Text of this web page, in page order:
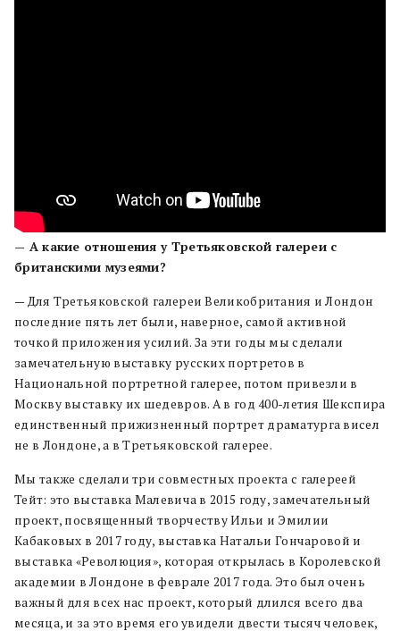
— А какие отношения у Третьяковской галереи с
британскими музеями?
— Для Третьяковской галереи Великобритания и Лондон
последние пять лет были, наверное, самой активной
точкой приложения усилий. За эти годы мы сделали
замечательную выставку русских портретов в
Национальной портретной галерее, потом привезли в
Москву выставку их шедевров. А в год 400-летия Шекспира
единственный прижизненный портрет драматурга висел
не в Лондоне, а в Третьяковской галерее.
Мы также сделали три совместных проекта с галереей
Тейт: это выставка Малевича в 2015 году, замечательный
проект, посвященный творчеству Ильи и Эмилии
Кабаковых в 2017 году, выставка Натальи Гончаровой и
выставка «Революция», которая открылась в Королевской
академии в Лондоне в феврале 2017 года. Это был очень
важный для всех нас проект, который длился всего два
месяца, и за это время его увидели двести тысяч человек,